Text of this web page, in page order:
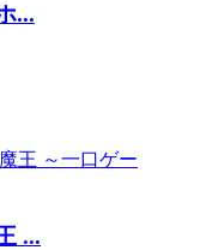
...
...